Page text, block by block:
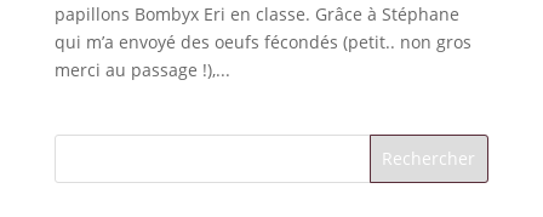
papillons Bombyx Eri en classe. Grâce à Stéphane
qui m’a envoyé des oeufs fécondés (petit.. non gros
merci au passage !),...